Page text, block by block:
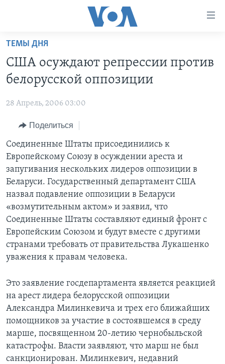
Перейти
основной
контент
Перейти
навигации
Перейти
поиск
ПРОГРАММЫ
НОВОСТИ ЗА МИНУТУ
ИТОГИ
ПОЧЕМУ ЭТО ВАЖНО?
ДИСКУССИЯ VOA
ДЕТАЛИ
НЬЮ-ЙОРК NEW YORK
АМЕРИКА. БОЛЬШОЕ ПУТЕШЕСТВИЕ
ПРОЕКТЫ
УЧИМ АНГЛИЙСКИЙ
НАША АМЕРИКАНСКАЯ ИСТОРИЯ
А КАК В АМЕРИКЕ?
АМЕРИКАНСКИЕ ГОРОДКИ
ТЕСТЫ
ЭКСПЕРТИЗА
ИНТЕРВЬЮ
ФАКТЫ ПРОТИВ ФЕЙКОВ
ЗА СВОБОДУ ПРЕССЫ
УЧИМ АНГЛИЙСКИЙ
ВИДЕО
ПОДПИСКА НА НОВОСТИ
Learning English
Языки
ТЕМЫ ДНЯ
США осуждают репрессии против
белорусской оппозиции
28 Апрель, 2006 03:00
Поделиться
Соединенные Штаты присоединились к
Европейскому Союзу в осуждении ареста и
запугивания нескольких лидеров оппозиции в
Беларуси. Государственный департамент США
назвал подавление оппозиции в Беларуси
«возмутительным актом» и заявил, что
Соединенные Штаты составляют единый фронт с
Европейским Союзом и будут вместе с другими
странами требовать от правительства Лукашенко
уважения к правам человека.
Это заявление госдепартамента является реакцией
на арест лидера белорусской оппозиции
Александра Милинкевича и трех его ближайших
помощников за участие в состоявшемся в среду
марше, посвященном 20-летию чернобыльской
катастрофы. Власти заявляют, что марш не был
санкционирован. Милинкевич, недавний